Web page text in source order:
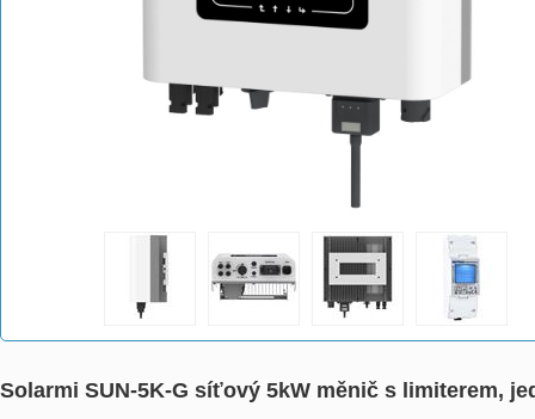
Solarmi SUN-5K-G síťový 5kW měnič s limiterem,